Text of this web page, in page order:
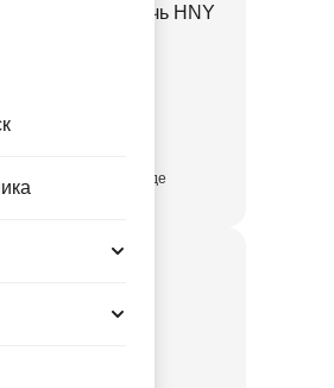
Карнавальн Ночь HNY
присутствует на складе